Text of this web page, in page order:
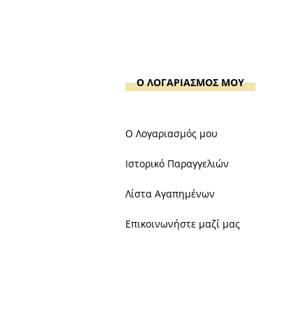
Ο ΛΟΓΑΡΙΑΣΜΟΣ ΜΟΥ
Ο Λογαριασμός μου
Ιστορικό Παραγγελιών
Λίστα Αγαπημένων
Επικοινωνήστε μαζί μας